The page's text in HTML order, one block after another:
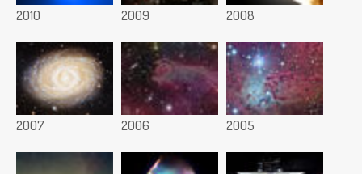
2010 2009 2008
2007 2006 2005